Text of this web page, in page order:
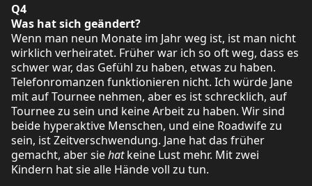
Q4
Was hat sich geändert?
Wenn man neun Monate im Jahr weg ist, ist man nicht
wirklich verheiratet. Früher war ich so oft weg, dass es
schwer war, das Gefühl zu haben, etwas zu haben.
Telefonromanzen funktionieren nicht. Ich würde Jane
mit auf Tournee nehmen, aber es ist schrecklich, auf
Tournee zu sein und keine Arbeit zu haben. Wir sind
beide hyperaktive Menschen, und eine Roadwife zu
sein, ist Zeitverschwendung. Jane hat das früher
gemacht, aber siehatkeine Lust mehr. Mit zwei
Kindern hat sie alle Hände voll zu tun.